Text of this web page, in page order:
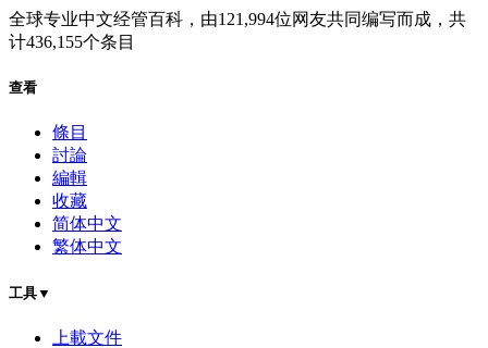
全球专业中文经管百科 ，由121,994位网友共同编写而成，共
计436,155个条目
查看
條目
討論
編輯
收藏
简体中文
繁体中文
工具▼
上載文件